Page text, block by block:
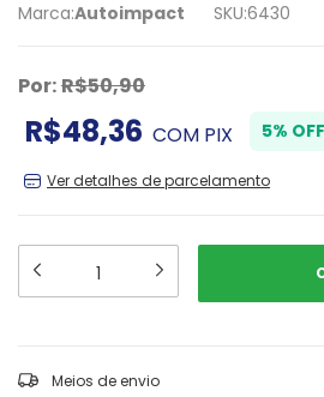
Marca:Autoimpact SKU:6430
Por:R$50,90
R$48,36 COM PIX 5% OFF
Ver detalhes de parcelamento
Entregas para o CEP:
Meios de envio